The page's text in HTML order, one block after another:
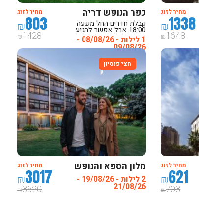
מחיר לזוג
₪1338
₪1648
כפר הנופש דריה
קבלת חדרים החל משעה
18:00 אבל אפשר להגיע
מהבוקר ולהיות בחוף 1 לילות - 08/08/26 -
09/08/26
מחיר לזוג
₪803
₪1428
מחיר לזוג
₪621
₪703
חצי פנסיון
מלון הספא והנופש
אחוזת אסיינדה ביער
מרשת סי הוטלס 2 לילות - 19/08/26 -
21/08/26
מחיר לזוג
₪3017
₪3620